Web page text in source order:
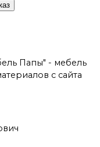
Папы" - мебель
с сайта